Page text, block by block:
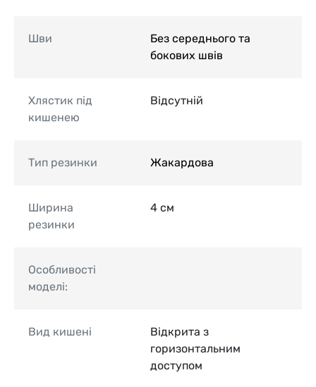
Шви
Без середнього та
бокових швів
Хлястик під
кишенею
Відсутній
Тип резинки Жакардова
Ширина
резинки
4 см
Особливості
моделі:
Вид кишені
Відкрита з
горизонтальним
доступом